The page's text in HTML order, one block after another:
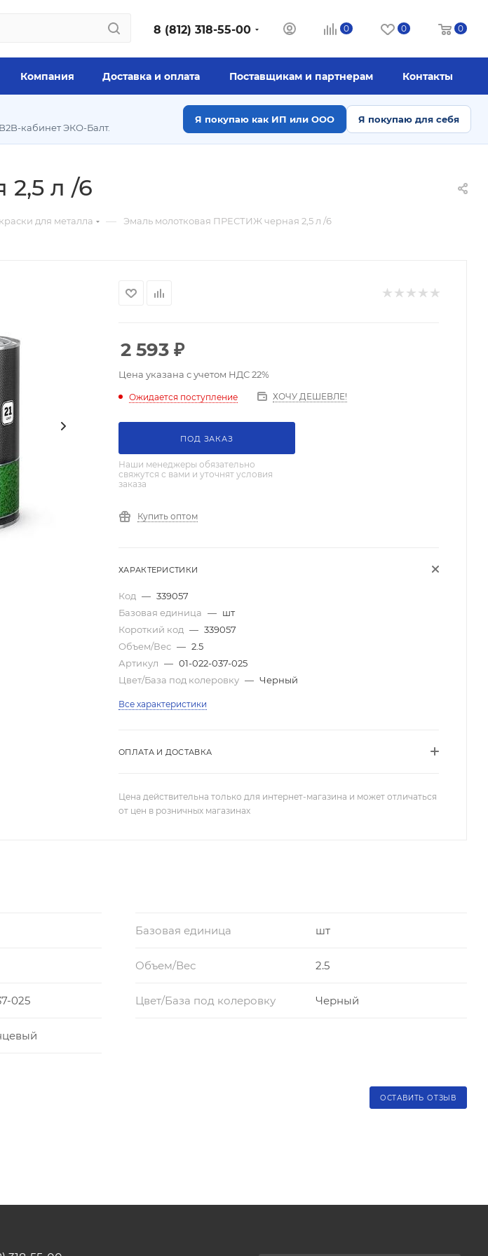
8 (812) 318-55-00 0 0 0
Компания Доставка и оплата Поставщикам и партнерам Контакты
кабинет ЭКО-Балт.
Я покупаю как ИП или ООО Я покупаю для себя
л /6
для металла — Эмаль молотковая ПРЕСТИЖ черная 2,5 л /6
2 593 ₽
Цена указана с учетом НДС 22%
Ожидается поступление ХОЧУ ДЕШЕВЛЕ!
ПОД ЗАКАЗ
Наши менеджеры обязательно
свяжутся с вами и уточнят условия
заказа
Купить оптом
ХАРАКТЕРИСТИКИ
Код — 339057
Базовая единица — шт
Короткий код — 339057
Объем/Вес — 2.5
Артикул — 01-022-037-025
Цвет/База под колеровку — Черный
Все характеристики
ОПЛАТА И ДОСТАВКА
Цена действительна только для интернет-магазина и может отличаться
от цен в розничных магазинах
Базовая единица шт
Объем/Вес 2.5
025 Цвет/База под колеровку Черный
ОСТАВИТЬ ОТЗЫВ